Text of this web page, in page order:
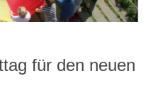
für den neuen